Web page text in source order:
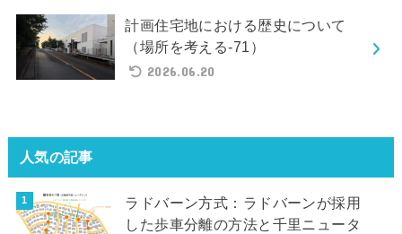
計画住宅地における歴史について
（場所を考える-71）
2026.06.20
人気の記事
ラドバーン方式：ラドバーンが採用
した歩車分離の方法と千里ニュータ